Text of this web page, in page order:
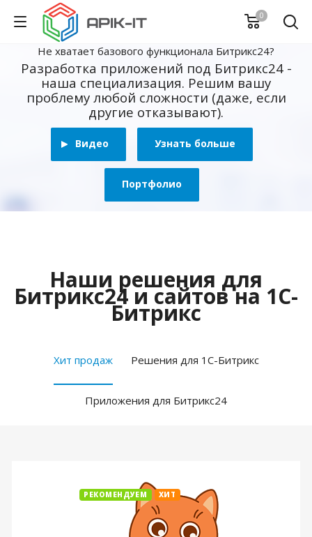
0
Не хватает базового функционала Битрикс24?
Разработка приложений под Битрикс24 -
наша специализация. Решим вашу
проблему любой сложности (даже, если
другие отказывают).
Видео Узнать больше
Портфолио
Наши решения для
Битрикс24 и сайтов на 1С-
Битрикс
Хит продаж Решения для 1С-Битрикс
Приложения для Битрикс24
РЕКОМЕНДУЕМ ХИТ